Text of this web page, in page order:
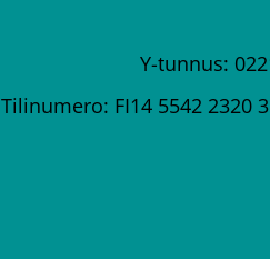
Y-tunnus:
Tilinumero: FI14 5542 2320